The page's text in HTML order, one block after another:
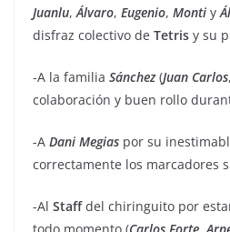
Juanlu,Álvaro, Eugenio, Monti y
disfraz colectivo de Tetris y su
-A la familia Sánchez(Juan Carlos,
colaboración y buen rollo
-A Dani Megias por su
correctamente los marcadores
-Al Staffdel chiringuito por